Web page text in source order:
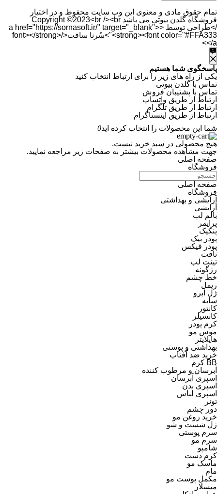
بالاترین امتیاز
newest
تمام حقوق مادی و معنوی این وب سایت محفوظ و در اختیار
فروشگاه گلدن بیوتی می باشد Copyright ©2023<br /><br
/>طراحی توسط <a href="https://sornasoft.ir/" target="_blank">
<strong><font color="#FFA333">سُرنا سافت</font></strong>
</a>
پاسخگوی شما هستیم
یکی از راه های زیر را برای ارتباط انتخاب کنید
تماس با گلدن بیوتی
تماس با پشتیبان فروش
ارتباط از طریق واتساپ
ارتباط از طریق تلگرام
ارتباط از طریق اینستاگرام
شما این محصولات را انتخاب کرده اید0
هیچ محصولی در سبد خرید نیست.
جهت مشاهده محصولات بیشتر به صفحات زیر مراجعه نمایید.
صفحه اصلی
فروشگاه
صفحه اصلی
فروشگاه
آرایشی و بهداشتی
آرایشی
بالم لب
پرایمر
پنکیک
پودر بیک
پودر فیکس
تافت
تینت لب
رژگونه
خط چشم
ریمل
ژل ابرو
سایه
کانتور
کانسیلر
کرم پودر
موس مو
هایلایتر
بهداشتی و پوستی
خرید ضد آفتاب
BB کرم
آبرسان و مرطوب کننده
اسپری آبرسان
اسپری بدن
اسپری لباس
تونر
دور چشم
خرید روغن مو
ژل شست و شو
سرم پوستی
سرم مو
شامپو
کرم دست
ماسک مو
مام
مکمل پوست مو
میسلار